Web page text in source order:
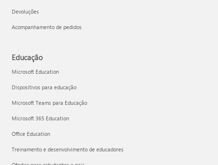
Devoluções
Acompanhamento de pedidos
Educação
Microsoft Education
Dispositivos para educação
Microsoft Teams para Educação
Microsoft 365 Education
Office Education
Treinamento e desenvolvimento de educadores